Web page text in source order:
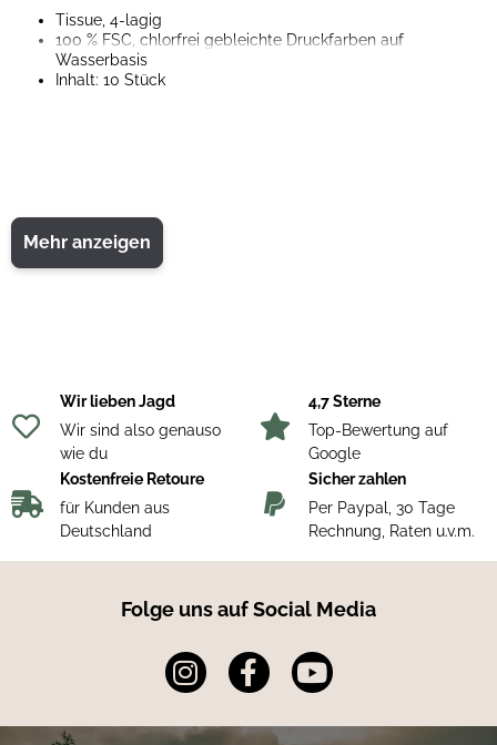
Tissue, 4-lagig
100 % FSC, chlorfrei gebleichte Druckfarben auf
Wasserbasis
Inhalt: 10 Stück
Mehr anzeigen
Wir lieben Jagd
Wir sind also genauso
wie du
4,7 Sterne
Top-Bewertung auf
Google
Kostenfreie Retoure
für Kunden aus
Deutschland
Sicher zahlen
Per Paypal, 30 Tage
Rechnung, Raten u.v.m.
Folge uns auf Social Media